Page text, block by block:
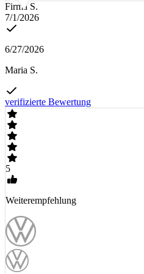
Firma S.
7/1/2026
6/27/2026
Maria S.
verifizierte Bewertung
5
Weiterempfehlung